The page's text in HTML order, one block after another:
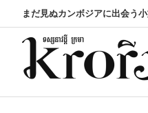
まだ見ぬカンボジアに出会う